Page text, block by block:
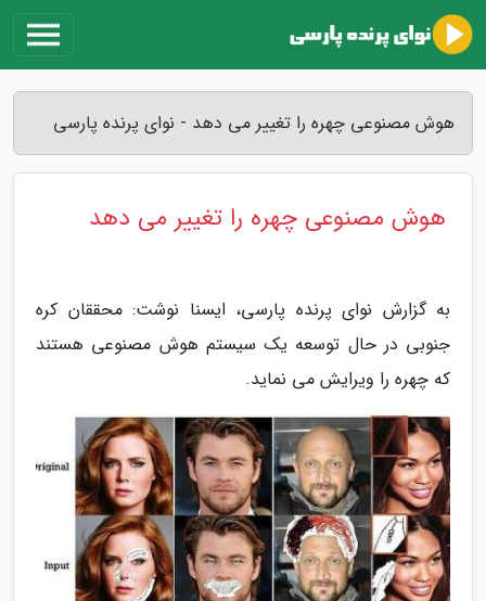
هوش مصنوعی چهره را تغییر می دهد - نوای پرنده پارسی
هوش مصنوعی چهره را تغییر می دهد
به گزارش نوای پرنده پارسی، ایسنا نوشت: محققان کره
جنوبی در حال توسعه یک سیستم هوش مصنوعی هستند
که چهره را ویرایش می نماید.